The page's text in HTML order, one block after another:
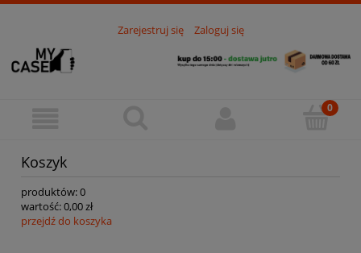
Zarejestruj się Zaloguj się
Koszyk
produktów:0
wartość:0,00 zł
przejdź do koszyka